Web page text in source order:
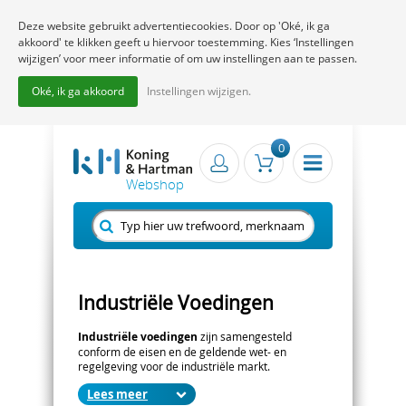
0
Industriële Voedingen
Industriële voedingen zijn samengesteld
conform de eisen en de geldende wet- en
regelgeving voor de industriële markt.
Deze zijn er in verschillende uitvoeringen;
Programmeerbaar, Chassis mount, DIN-Rail, LED-
Lees
Deze website gebruikt advertentiecookies. Door op 'Oké, ik ga
akkoord' te klikken geeft u hiervoor toestemming. Kies ‘Instellingen
wijzigen’ voor meer informatie of om uw instellingen aan te passen.
Oké, ik ga akkoord Instellingen wijzigen.